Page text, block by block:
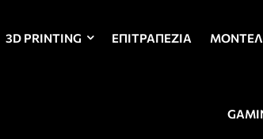
3D PRINTING ΕΠΙΤΡΑΠΈΖΙΑ